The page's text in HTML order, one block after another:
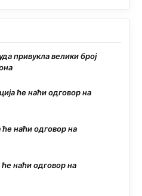
привукла велики број
ће наћи одговор на
наћи одговор на
наћи одговор на